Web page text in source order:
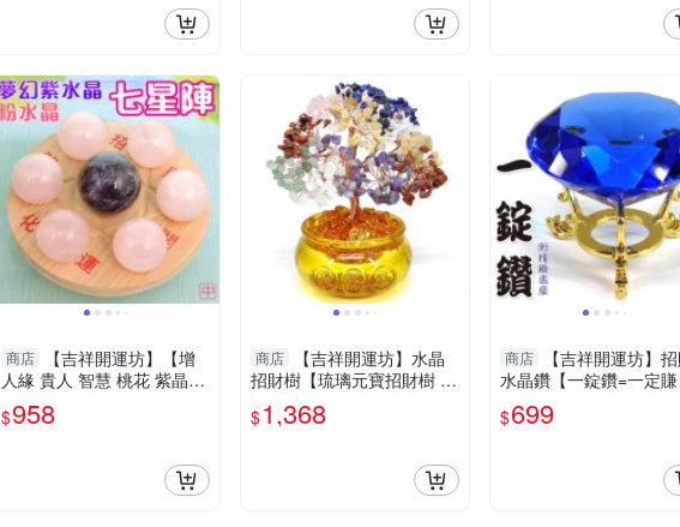
商店
【吉祥開運坊】【增
人緣 貴人 智慧 桃花 紫晶
+粉晶七星陣 中型 附孟宗竹
底盤】淨化 擇日
$958
商店
【吉祥開運坊】水晶
招財樹【琉璃元寶招財樹 天
然水晶招財樹 元寶發財樹
大型】 開光 擇日
$1,368
商店
【吉祥開運坊】
水晶鑽【一錠鑽=一定
晶鑽中型 約7.8cm含底
色可供選擇】淨化 擇日
$699